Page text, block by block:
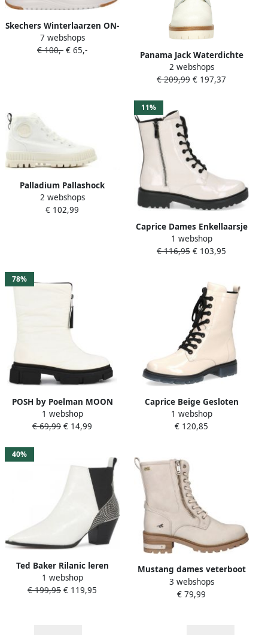
Skechers Winterlaarzen ON-
THE-GO STELLAR
Veterschoenen
7 webshops
€ 100,- € 65,-
Panama Jack Waterdichte
witte leren dameslaars
Beige Dames
2 webshops
€ 209,99 € 197,37
Palladium Pallashock
Veterboots beige Canvas
Dames
2 webshops
€ 102,99
11%
Caprice Dames Enkellaarsje
9-25217-43 122 G-breedte
1 webshop
€ 116,95 € 103,95
78%
POSH by Poelman MOON
Dames Enkel Laarzen Wit
1 webshop
€ 69,99 € 14,99
Caprice Beige Gesloten
Booties Enkellaarzen Beige
Dames
1 webshop
€ 120,85
40%
Ted Baker Rilanic leren
chelsea boots crocoprint
wit
1 webshop
€ 199,95 € 119,95
Mustang dames veterboot
Off White
3 webshops
€ 79,99